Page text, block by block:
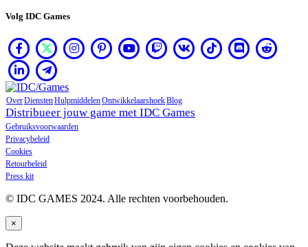
De
game
Gameplay
In-
game
evenementen
Nieuws
Media
Handleidingen
Forums
Volg IDC Games
OverDienstenHulpmiddelenOntwikkelaarshoekBlog
Distribueer jouw game met IDC Games
Gebruiksvoorwaarden
Privacybeleid
Cookies
Retourbeleid
Press kit
© IDC GAMES 2024. Alle rechten voorbehouden.
×